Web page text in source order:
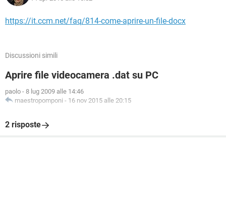
https://it.ccm.net/faq/814-come-aprire-un-file-docx
Discussioni simili
Aprire file videocamera .dat su PC
paolo - 8 lug 2009 alle 14:46
maestropomponi - 16 nov 2015 alle 20:15
2 risposte